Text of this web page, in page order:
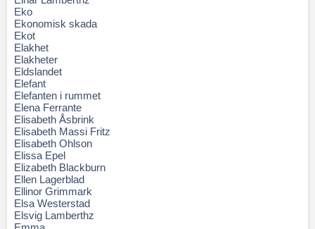
Eko
Ekonomisk skada
Ekot
Elakhet
Elakheter
Eldslandet
Elefant
Elefanten i rummet
Elena Ferrante
Elisabeth Åsbrink
Elisabeth Massi Fritz
Elisabeth Ohlson
Elissa Epel
Elizabeth Blackburn
Ellen Lagerblad
Ellinor Grimmark
Elsa Westerstad
Elsvig Lamberthz